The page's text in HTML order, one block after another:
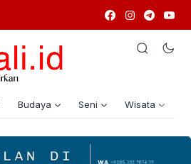
Budaya Seni Wisata